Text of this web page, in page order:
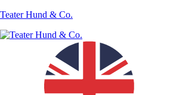
Teater Hund & Co.